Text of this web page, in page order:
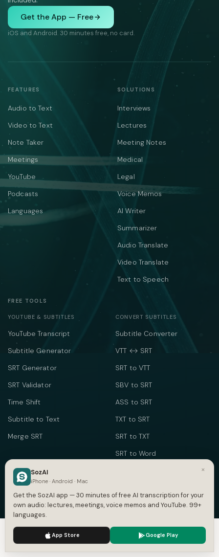
Get the App — Free
iOS and Android. 30 minutes free, no card.
FEATURES
Audio to Text
Video to Text
Note Taker
Meetings
YouTube
Podcasts
Languages
SOLUTIONS
Interviews
Lectures
Meeting Notes
Medical
Legal
Voice Memos
AI Writer
Summarizer
Audio Translate
Video Translate
Text to Speech
FREE TOOLS
YOUTUBE & SUBTITLES
YouTube Transcript
Subtitle Generator
SRT Generator
SRT Validator
Time Shift
Subtitle to Text
Merge SRT
CONVERT SUBTITLES
Subtitle Converter
VTT ↔ SRT
SRT to VTT
SBV to SRT
ASS to SRT
TXT to SRT
SRT to TXT
SRT to Word
TEXT & TIME
Speech Time Calculator
Meeting Cost Calculator
We use cookies to enhance your experience.
×
SozAI
iPhone · Android · Mac
Get the SozAI app — 30 minutes of free AI transcription for your
own audio: lectures, meetings, voice memos and YouTube. 99+
languages.
App Store Google Play